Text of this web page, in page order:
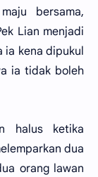
bersama,
Lian menjadi
ia kena dipukul
ia tidak boleh
halus ketika
dua
orang lawan